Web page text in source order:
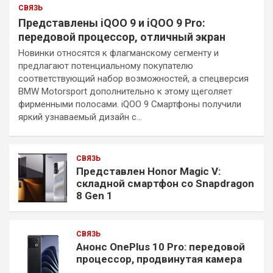
СВЯЗЬ
Представлены iQOO 9 и iQOO 9 Pro:
передовой процессор, отличный экран
Новинки относятся к флагманскому сегменту и
предлагают потенциальному покупателю
соответствующий набор возможностей, а спецверсия
BMW Motorsport дополнительно к этому щеголяет
фирменными полосами. iQOO 9 Смартфоны получили
яркий узнаваемый дизайн с…
СВЯЗЬ
Представлен Honor Magic V:
складной смартфон со Snapdragon
8 Gen 1
СВЯЗЬ
Анонс OnePlus 10 Pro: передовой
процессор, продвинутая камера